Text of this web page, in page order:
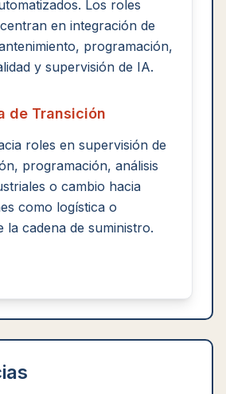
Los roles
en integración de
programación,
y supervisión de IA.
de Transición
roles en supervisión de
programación, análisis
o cambio hacia
como logística o
la cadena de suministro.